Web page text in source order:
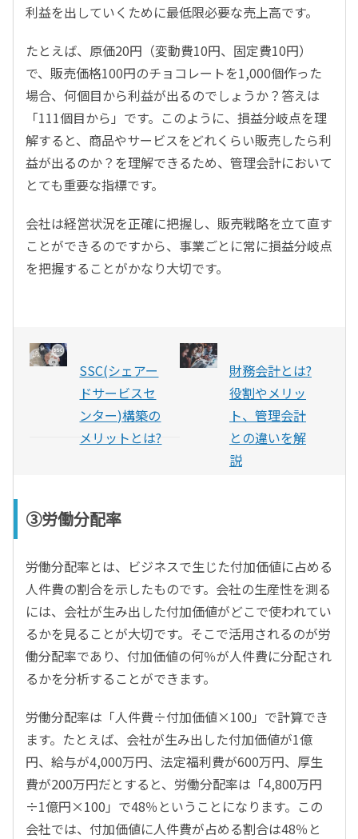
利益を出していくために最低限必要な売上高です。
たとえば、原価20円（変動費10円、固定費10円）
で、販売価格100円のチョコレートを1,000個作った
場合、何個目から利益が出るのでしょうか？答えは
「111個目から」です。このように、損益分岐点を理
解すると、商品やサービスをどれくらい販売したら利
益が出るのか？を理解できるため、管理会計において
とても重要な指標です。
会社は経営状況を正確に把握し、販売戦略を立て直す
ことができるのですから、事業ごとに常に損益分岐点
を把握することがかなり大切です。
SSC(シェアー
ドサービスセ
ンター)構築の
メリットとは?
財務会計とは?
役割やメリッ
ト、管理会計
との違いを解
説
③労働分配率
労働分配率とは、ビジネスで生じた付加価値に占める
人件費の割合を示したものです。会社の生産性を測る
には、会社が生み出した付加価値がどこで使われてい
るかを見ることが大切です。そこで活用されるのが労
働分配率であり、付加価値の何％が人件費に分配され
るかを分析することができます。
労働分配率は「人件費÷付加価値×100」で計算でき
ます。たとえば、会社が生み出した付加価値が1億
円、給与が4,000万円、法定福利費が600万円、厚生
費が200万円だとすると、労働分配率は「4,800万円
÷1億円×100」で48％ということになります。この
会社では、付加価値に人件費が占める割合は48％と